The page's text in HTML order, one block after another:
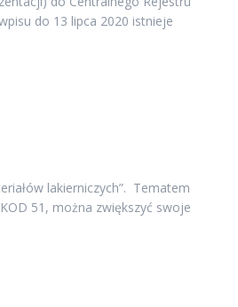
do 13 lipca 2020 istnieje
lakierniczych”. Tematem
51, można zwiększyć swoje